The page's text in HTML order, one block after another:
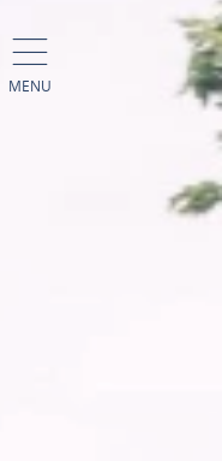
MENU